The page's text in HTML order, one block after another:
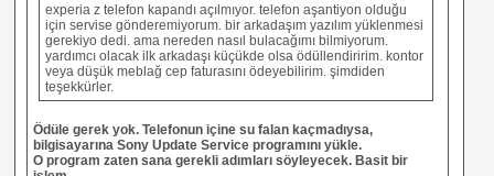
experia z telefon kapandı açılmıyor. telefon aşantiyon olduğu
için servise gönderemiyorum. bir arkadaşım yazılım yüklenmesi
gerekiyo dedi. ama nereden nasıl bulacağımı bilmiyorum.
yardımcı olacak ilk arkadaşı küçükde olsa ödüllendiririm. kontor
veya düşük meblağ cep faturasını ödeyebilirim. şimdiden
teşekkürler.
Ödüle gerek yok. Telefonun içine su falan kaçmadıysa,
bilgisayarına Sony Update Service programını yükle.
O program zaten sana gerekli adımları söyleyecek. Basit bir